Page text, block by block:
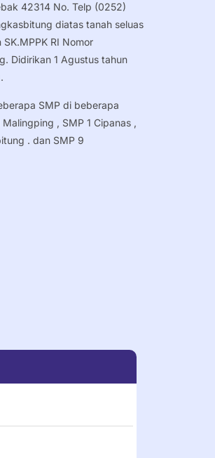
42314 No. Telp (0252)
diatas tanah seluas
RI Nomor
Didirikan 1 Agustus tahun
SMP di beberapa
, SMP 1 Cipanas ,
. dan SMP 9